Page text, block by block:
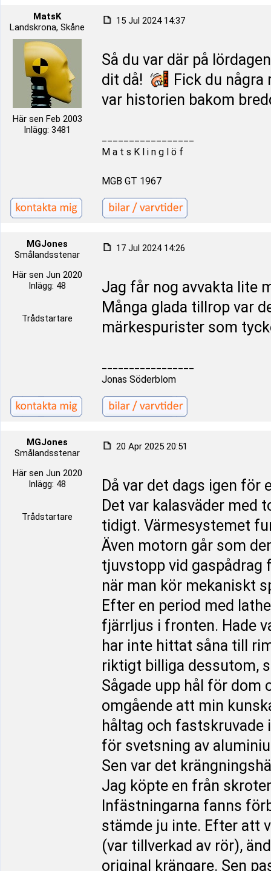
MatsK
Landskrona, Skåne
Här sen Feb 2003
Inlägg: 3481
15 Jul 2024 14:37
Så du var där på
dit då!
Fick du
var historien bakom
M a t s K l i n g l ö f
MGB GT 1967
MGJones
Smålandsstenar
Här sen Jun 2020
Inlägg: 48
Trådstartare
17 Jul 2024 14:26
Jag får nog avvakta lite
Många glada tillrop var
märkespurister som
Jonas Söderblom
MGJones
Smålandsstenar
Här sen Jun 2020
Inlägg: 48
Trådstartare
20 Apr 2025 20:51
Då var det dags igen för
Det var kalasväder med
tidigt. Värmesystemet
Även motorn går som
tjuvstopp vid gaspådrag
när man kör mekaniskt
Efter en period med
fjärrljus i fronten. Hade
har inte hittat såna till
riktigt billiga dessutom,
Sågade upp hål för
omgående att min
håltag och
för svetsning av
Sen var det
Jag köpte en från
Infästningarna fanns
stämde ju inte. Efter att
(var tillverkad av rör),
original krängare. Sen